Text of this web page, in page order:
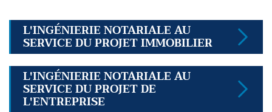
L'INGÉNIERIE NOTARIALE AU
SERVICE DU PROJET IMMOBILIER
L'INGÉNIERIE NOTARIALE AU
SERVICE DU PROJET DE
L'ENTREPRISE